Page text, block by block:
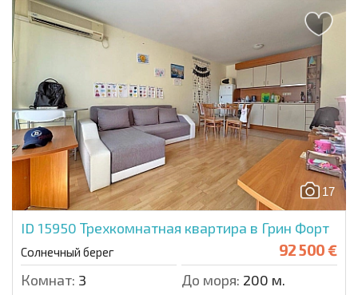
17
ID 15950 Трехкомнатная квартира в Грин Форт
Солнечный берег 92 500 €
Комнат: 3 До моря: 200 м.